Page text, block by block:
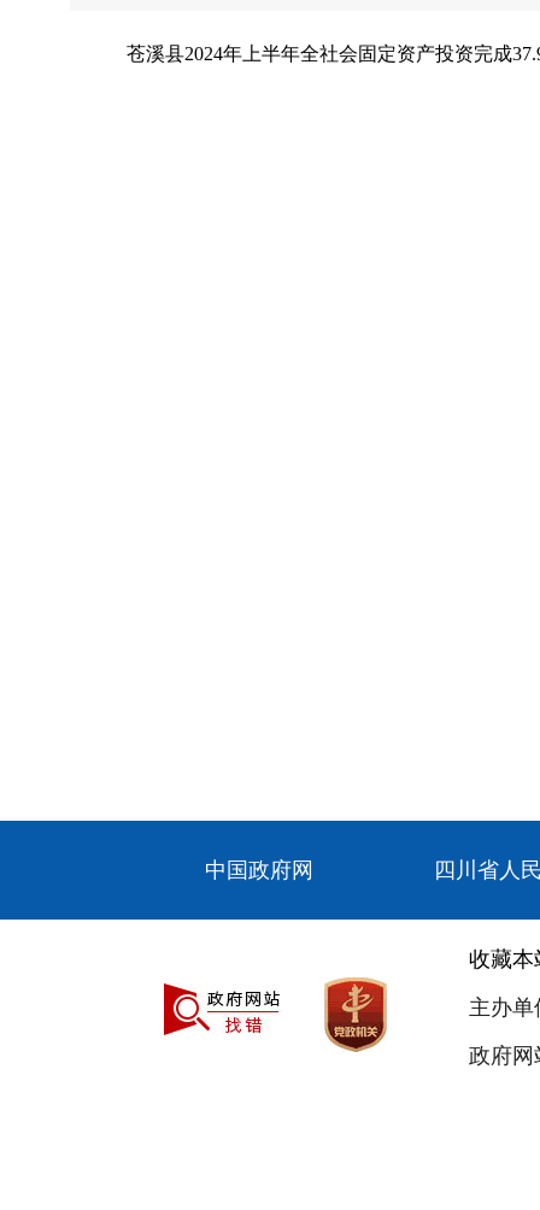
苍溪县2024年上半年全社会固定资产投资完成
中国政府网 四川省人
收藏本
主办
政府网